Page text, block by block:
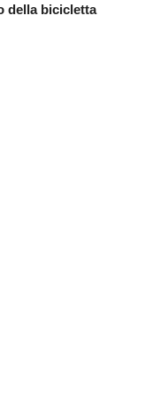
della bicicletta